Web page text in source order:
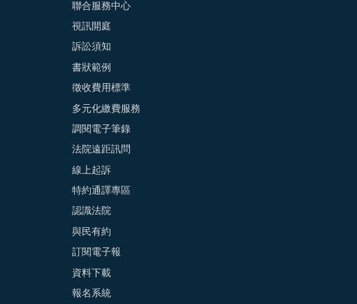
聯合服務中心
視訊開庭
訴訟須知
書狀範例
徵收費用標準
多元化繳費服務
調閱電子筆錄
法院遠距訊問
線上起訴
特約通譯專區
認識法院
與民有約
訂閱電子報
資料下載
報名系統